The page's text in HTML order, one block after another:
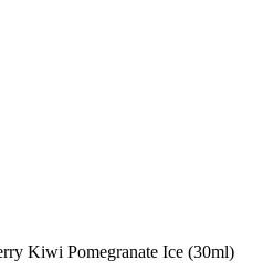
Kiwi Pomegranate Ice (30ml)